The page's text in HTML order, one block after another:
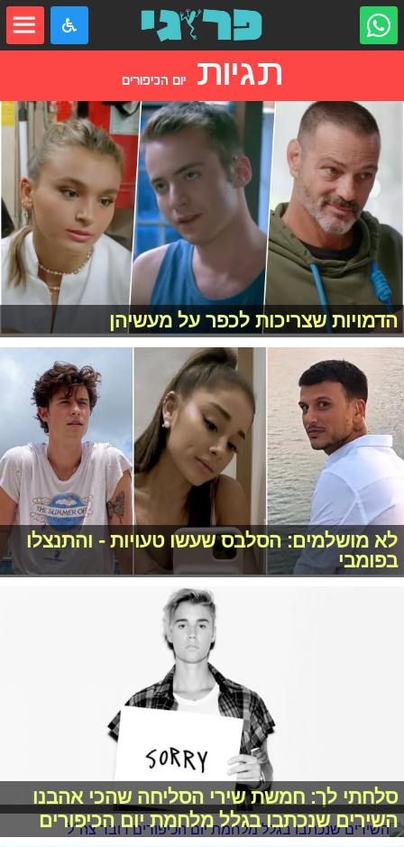
תגיותיום הכיפורים
הדמויות שצריכות לכפר על מעשיהן
לא מושלמים: הסלבס שעשו טעויות - והתנצלו
בפומבי
סלחתי לך: חמשת שירי הסליחה שהכי אהבנו
השירים שנכתבו בגלל מלחמת יום הכיפורים